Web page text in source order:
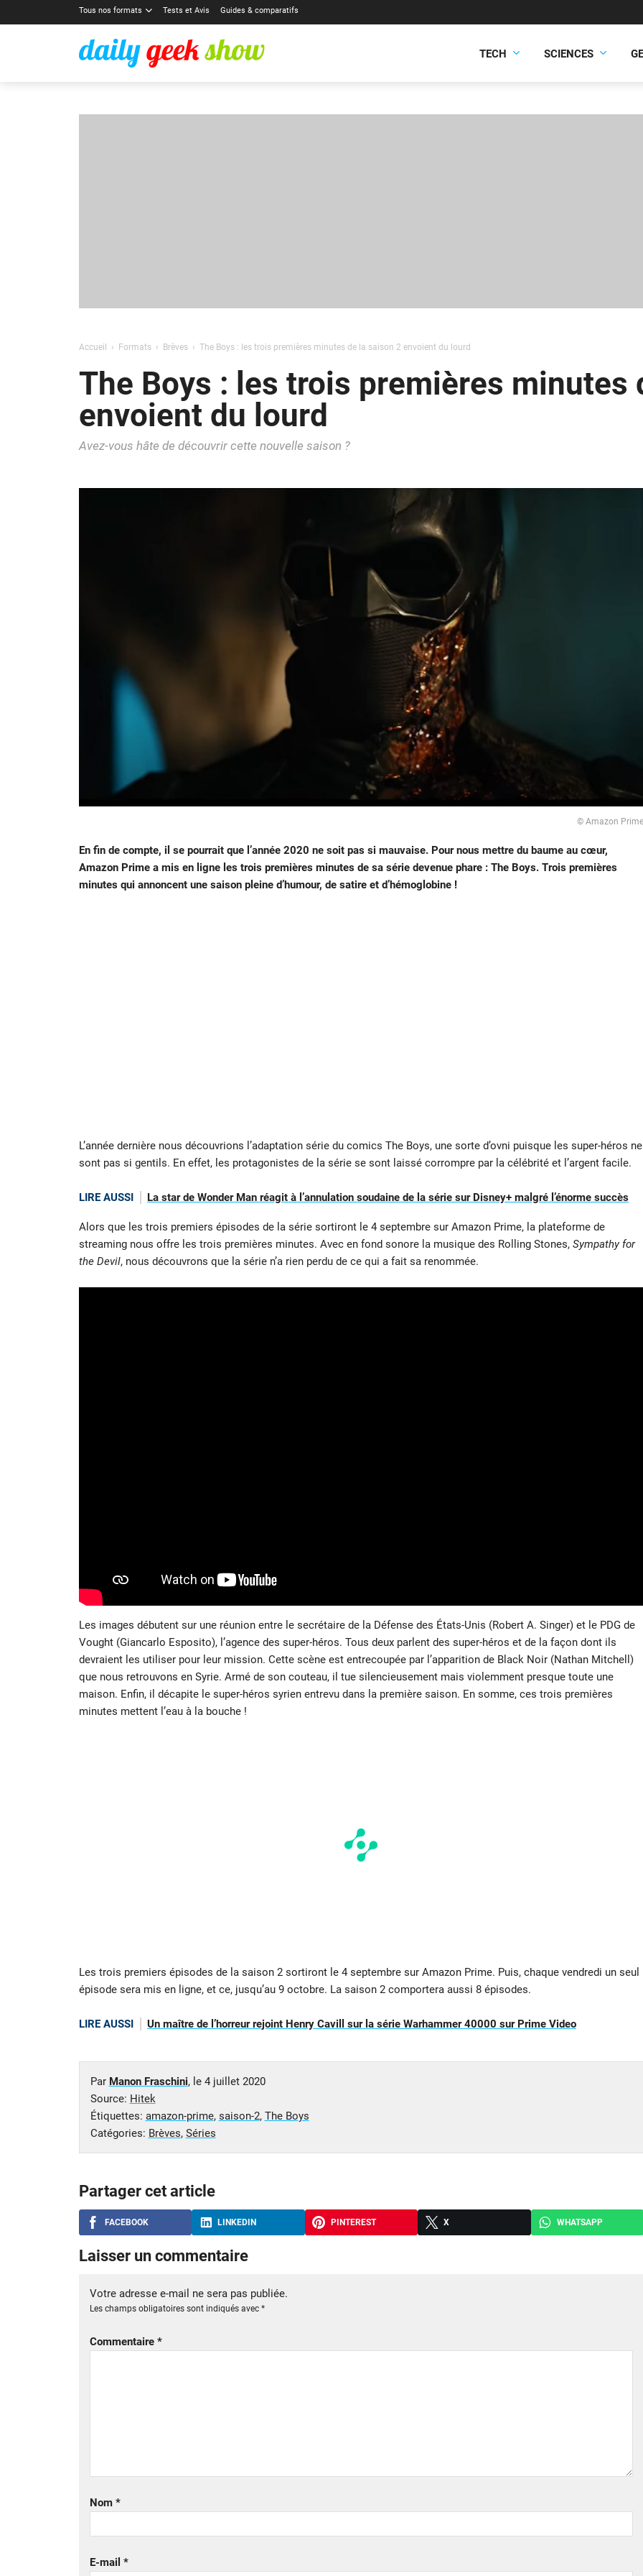
Tous nos formats Tests et Avis Guides & comparatifs
TECH SCIENCES
Accueil Formats Brèves The Boys : les trois premières minutes de la saison 2 envoient du lourd
The Boys : les trois premières minutes
envoient du lourd
Avez-vous hâte de découvrir cette nouvelle saison ?
© Amazon Prime
En fin de compte, il se pourrait que l’année 2020 ne soit pas si mauvaise. Pour nous mettre du baume au cœur,
Amazon Prime a mis en ligne les trois premières minutes de sa série devenue phare : The Boys. Trois premières
minutes qui annoncent une saison pleine d’humour, de satire et d’hémoglobine !
L’année dernière nous découvrions l’adaptation série du comics The Boys, une sorte d’ovni puisque les super-héros ne
sont pas si gentils. En effet, les protagonistes de la série se sont laissé corrompre par la célébrité et l’argent facile.
LIRE AUSSI La star de Wonder Man réagit à l’annulation soudaine de la série sur Disney+ malgré l’énorme succès
Alors que les trois premiers épisodes de la série sortiront le 4 septembre sur Amazon Prime, la plateforme de
streaming nous offre les trois premières minutes. Avec en fond sonore la musique des Rolling Stones, Sympathy for
the Devil, nous découvrons que la série n’a rien perdu de ce qui a fait sa renommée.
Les images débutent sur une réunion entre le secrétaire de la Défense des États-Unis (Robert A. Singer) et le PDG de
Vought (Giancarlo Esposito), l’agence des super-héros. Tous deux parlent des super-héros et de la façon dont ils
devraient les utiliser pour leur mission. Cette scène est entrecoupée par l’apparition de Black Noir (Nathan Mitchell)
que nous retrouvons en Syrie. Armé de son couteau, il tue silencieusement mais violemment presque toute une
maison. Enfin, il décapite le super-héros syrien entrevu dans la première saison. En somme, ces trois premières
minutes mettent l’eau à la bouche !
Les trois premiers épisodes de la saison 2 sortiront le 4 septembre sur Amazon Prime. Puis, chaque vendredi un seul
épisode sera mis en ligne, et ce, jusqu’au 9 octobre. La saison 2 comportera aussi 8 épisodes.
LIRE AUSSI Un maître de l’horreur rejoint Henry Cavill sur la série Warhammer 40000 sur Prime Video
Par Manon Fraschini, le 4 juillet 2020
Source: Hitek
Étiquettes: amazon-prime, saison-2, The Boys
Catégories: Brèves, Séries
Partager cet article
FACEBOOK LINKEDIN PINTEREST X WHATSAPP
Laisser un commentaire
Votre adresse e-mail ne sera pas publiée.
Les champs obligatoires sont indiqués avec *
Commentaire *
Nom *
E-mail *